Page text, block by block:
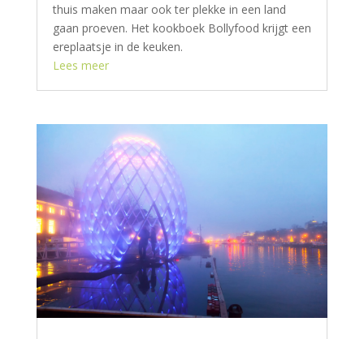
thuis maken maar ook ter plekke in een land
gaan proeven. Het kookboek Bollyfood krijgt een
ereplaatsje in de keuken.
Lees meer